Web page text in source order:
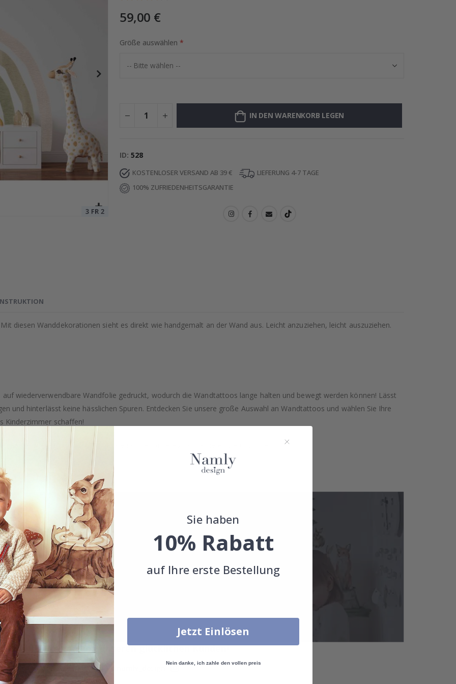
59,00 €
Größe auswählen
IN DEN WARENKORB LEGEN
ID 528
KOSTENLOSER VERSAND AB 39 €
LIEFERUNG 4-7 TAGE
100% ZUFRIEDENHEITSGARANTIE
diesen Wanddekorationen sieht es direkt wie handgemalt an der Wand aus. Leicht anzuziehen, leicht auszuziehen.
wiederverwendbare Wandfolie gedruckt, wodurch die Wandtattoos lange halten und bewegt werden können! Lässt
und hinterlässt keine hässlichen Spuren. Entdecken Sie unsere große Auswahl an Wandtattoos und wählen Sie Ihre
Kinderzimmer schaffen!
Größe, Menge, Farbe, Form, Material oder anderes, kontaktieren Sie uns bitte.
Inspiration von unseren glücklichen Kunden!
Teile dein Bild mit #namly_design
Sie haben
10% Rabatt
auf Ihre erste Bestellung
Jetzt Einlösen
Nein danke, ich zahle den vollen preis